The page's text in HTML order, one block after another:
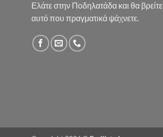
Ελάτε στην Ποδηλατάδα και θα βρείτε
αυτό που πραγματικά ψάχνετε.